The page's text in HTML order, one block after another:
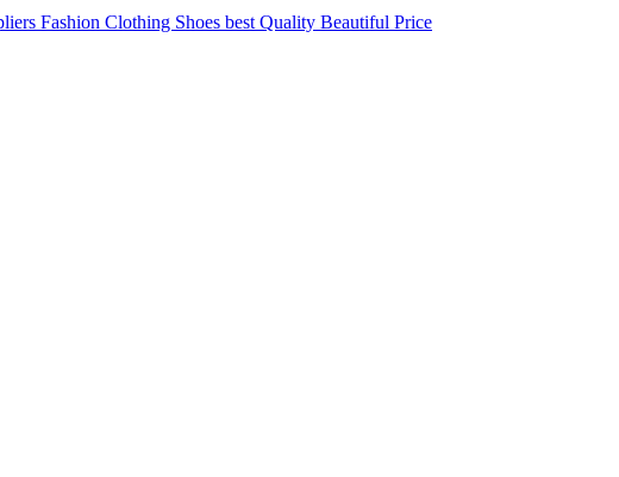
Fashion Clothing Shoes best Quality Beautiful Price